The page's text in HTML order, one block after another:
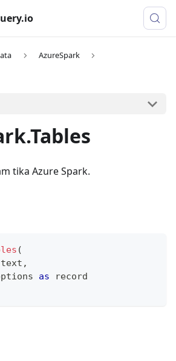
AzureSpark
tika Azure Spark.
(
text ,
as
record